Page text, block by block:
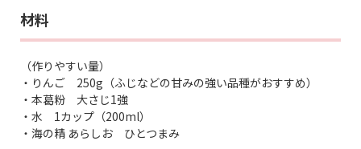
材料
（作りやすい量）
・りんご 250g（ふじなどの甘みの強い品種がおすすめ）
・本葛粉 大さじ1強
・水 1カップ（200ml）
・海の精 あらしお ひとつまみ